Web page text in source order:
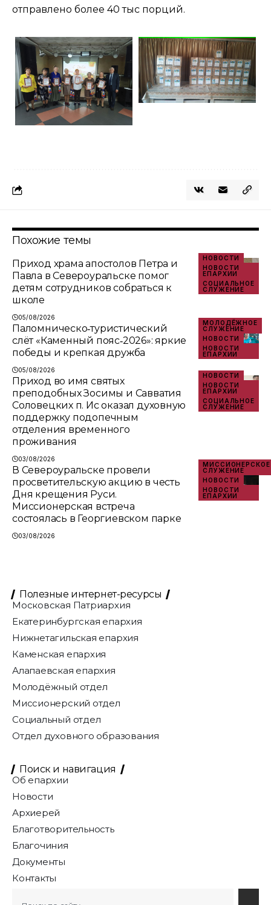
отправлено более 40 тыс порций.
Похожие темы
НОВОСТИ
НОВОСТИ
ЕПАРХИИ
СОЦИАЛЬНОЕ
СЛУЖЕНИЕ
Приход храма апостолов Петра и
Павла в Североуральске помог
детям сотрудников собраться к
школе
05/08/2026
МОЛОДЁЖНОЕ
СЛУЖЕНИЕ
НОВОСТИ
НОВОСТИ
ЕПАРХИИ
Паломническо‑туристический
слёт «Каменный пояс‑2026»: яркие
победы и крепкая дружба
05/08/2026
НОВОСТИ
НОВОСТИ
ЕПАРХИИ
СОЦИАЛЬНОЕ
СЛУЖЕНИЕ
Приход во имя святых
преподобных Зосимы и Савватия
Соловецких п. Ис оказал духовную
поддержку подопечным
отделения временного
проживания
03/08/2026
МИССИОНЕРСКОЕ
СЛУЖЕНИЕ
НОВОСТИ
НОВОСТИ
ЕПАРХИИ
В Североуральске провели
просветительскую акцию в честь
Дня крещения Руси.
Миссионерская встреча
состоялась в Георгиевском парке
03/08/2026
Полезные интернет-ресурсы
Московская Патриархия
Екатеринбургская епархия
Нижнетагильская епархия
Каменская епархия
Алапаевская епархия
Молодёжный отдел
Миссионерский отдел
Социальный отдел
Отдел духовного образования
Поиск и навигация
Об епархии
Новости
Архиерей
Благотворительность
Благочиния
Документы
Контакты